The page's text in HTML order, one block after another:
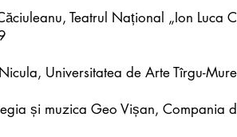
Teatrul Național „Ion Luca
Universitatea de Arte Tîrgu-
și muzica Geo Vișan, Compania